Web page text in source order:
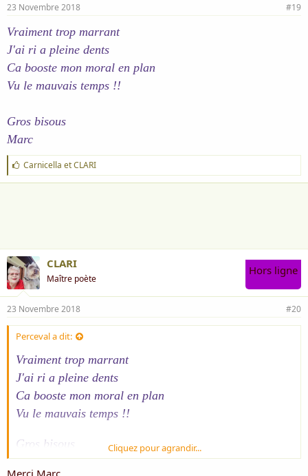
23 Novembre 2018 #19
Vraiment trop marrant
J'ai ri a pleine dents
Ca booste mon moral en plan
Vu le mauvais temps !!
Gros bisous
Marc
J
'
a
Carnicella etCLARI
CLARI
Maître poète
Hors ligne
23 Novembre 2018 #20
Perceval a dit:
Vraiment trop marrant
J'ai ri a pleine dents
Ca booste mon moral en plan
Vu le mauvais temps !!
Gros bisous
Marc
Cliquez pour agrandir...
Merci Marc.